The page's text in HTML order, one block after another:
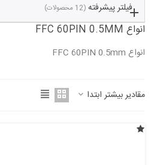
فیلتر پیشرفته (12 محصولات)
انواع FFC 60PIN 0.5MM
انواع FFC 60PIN 0.5mm
مقادیر بیشتر ابتدا